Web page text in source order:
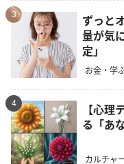
3
ずっと
量が気
定」
お金・学
4
【心
る「あ
カルチャ